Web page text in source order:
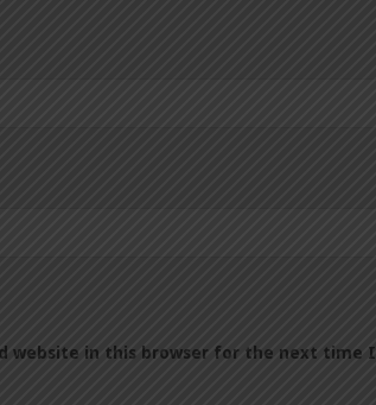
website in this browser for the next time I